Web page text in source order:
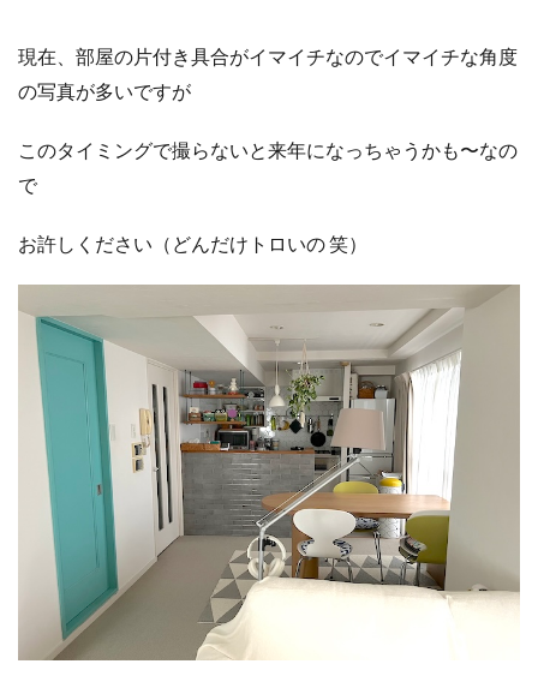
現在、部屋の片付き具合がイマイチなのでイマイチな角度
の写真が多いですが
このタイミングで撮らないと来年になっちゃうかも〜なの
で
お許しください（どんだけトロいの 笑）